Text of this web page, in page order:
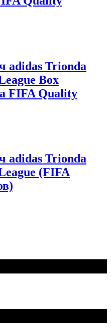
adidas Trionda
Box
FIFA Quality
adidas Trionda
(FIFA